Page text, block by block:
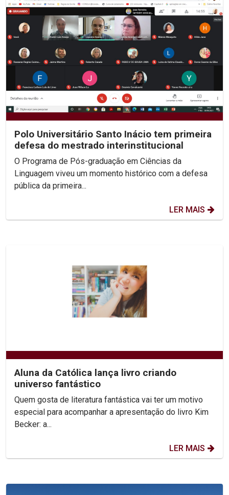
Polo Universitário Santo Inácio tem primeira
defesa do mestrado interinstitucional
O Programa de Pós-graduação em Ciências da
Linguagem viveu um momento histórico com a defesa
pública da primeira...
LER MAIS
Aluna da Católica lança livro criando
universo fantástico
Quem gosta de literatura fantástica vai ter um motivo
especial para acompanhar a apresentação do livro Kim
Becker: a...
LER MAIS